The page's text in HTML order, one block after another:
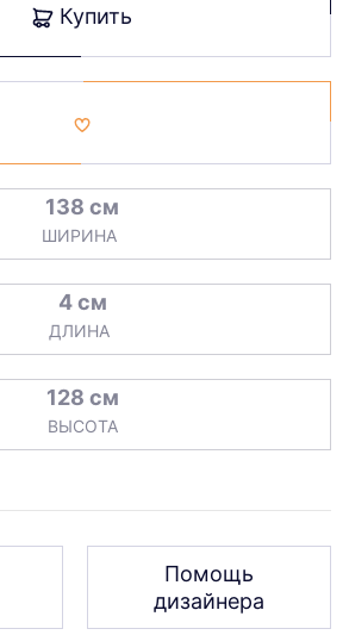
138 см
ШИРИНА
4 см
ДЛИНА
128 см
ВЫСОТА
Купить
Помощь
дизайнера